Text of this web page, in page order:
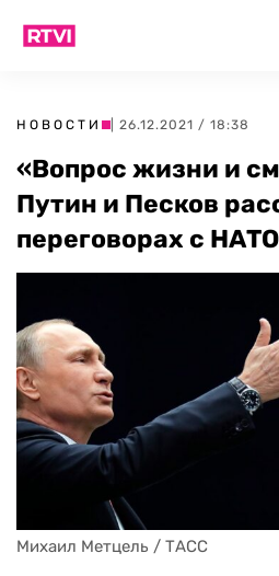
НОВОСТИ | 26.12.2021 / 18:38
«Вопрос жизни и
Путин и Песков
переговорах с НАТО
Михаил Метцель / ТАСС